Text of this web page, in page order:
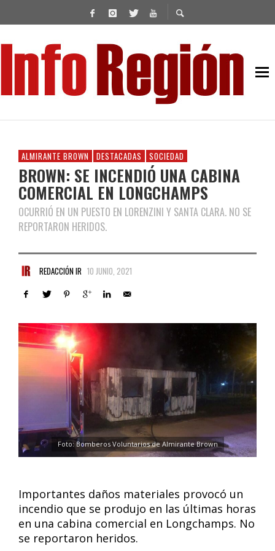
ALMIRANTE BROWN DESTACADAS SOCIEDAD
BROWN: SE INCENDIÓ UNA CABINA
COMERCIAL EN LONGCHAMPS
OCURRIÓ EN UN PUESTO EN LORENZINI Y SANTA CLARA. NO SE
REPORTARON HERIDOS.
REDACCIÓN IR 10 JUNIO, 2021
Foto: Bomberos Voluntarios de Almirante Brown
Importantes daños materiales provocó un
incendio que se produjo en las últimas horas
en una cabina comercial en Longchamps. No
se reportaron heridos.